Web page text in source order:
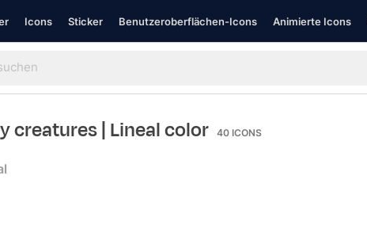
Icons Sticker Benutzeroberflächen-Icons Animierte Icons
creatures| Lineal color 40 ICONS